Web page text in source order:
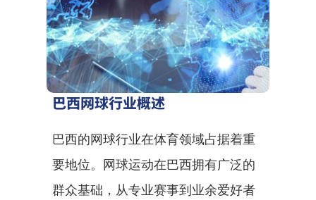
巴西网球行业概述
巴西的网球行业在体育领域占据着重
要地位。网球运动在巴西拥有广泛的
群众基础，从专业赛事到业余爱好者